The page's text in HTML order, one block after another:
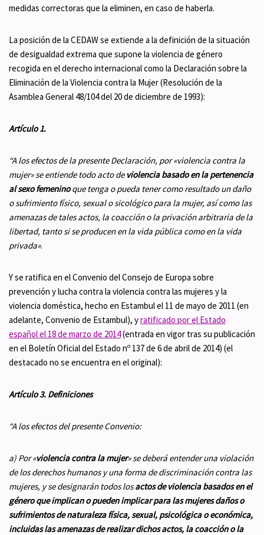
medidas correctoras que la eliminen, en caso de haberla.
La posición de la CEDAW se extiende a la definición de la situación
de desigualdad extrema que supone la violencia de género
recogida en el derecho internacional como la Declaración sobre la
Eliminación de la Violencia contra la Mujer (Resolución de la
Asamblea General 48/104 del 20 de diciembre de 1993):
Artículo 1.
“A los efectos de la presente Declaración, por «violencia contra la
mujer» se entiende todo acto de violencia basado en la pertenencia
al sexo femeninoque tenga o pueda tener como resultado un daño
o sufrimiento físico, sexual o sicológico para la mujer, así como las
amenazas de tales actos, la coacción o la privación arbitraria de la
libertad, tanto si se producen en la vida pública como en la vida
privada».
Y se ratifica en el Convenio del Consejo de Europa sobre
prevención y lucha contra la violencia contra las mujeres y la
violencia doméstica, hecho en Estambul el 11 de mayo de 2011 (en
adelante, Convenio de Estambul), yratificado por el Estado
español el 18 de marzo de 2014(entrada en vigor tras su publicación
en el Boletín Oficial del Estado nº 137 de 6 de abril de 2014) (el
destacado no se encuentra en el original):
Artículo 3. Definiciones
“A los efectos del presente Convenio:
a) Por «violencia contra la mujer» se deberá entender una violación
de los derechos humanos y una forma de discriminación contra las
mujeres, y se designarán todos losactos de violencia basados en el
género que implican o pueden implicar para las mujeres daños o
sufrimientos de naturaleza física, sexual, psicológica o económica,
incluidas las amenazas de realizar dichos actos, la coacción o la